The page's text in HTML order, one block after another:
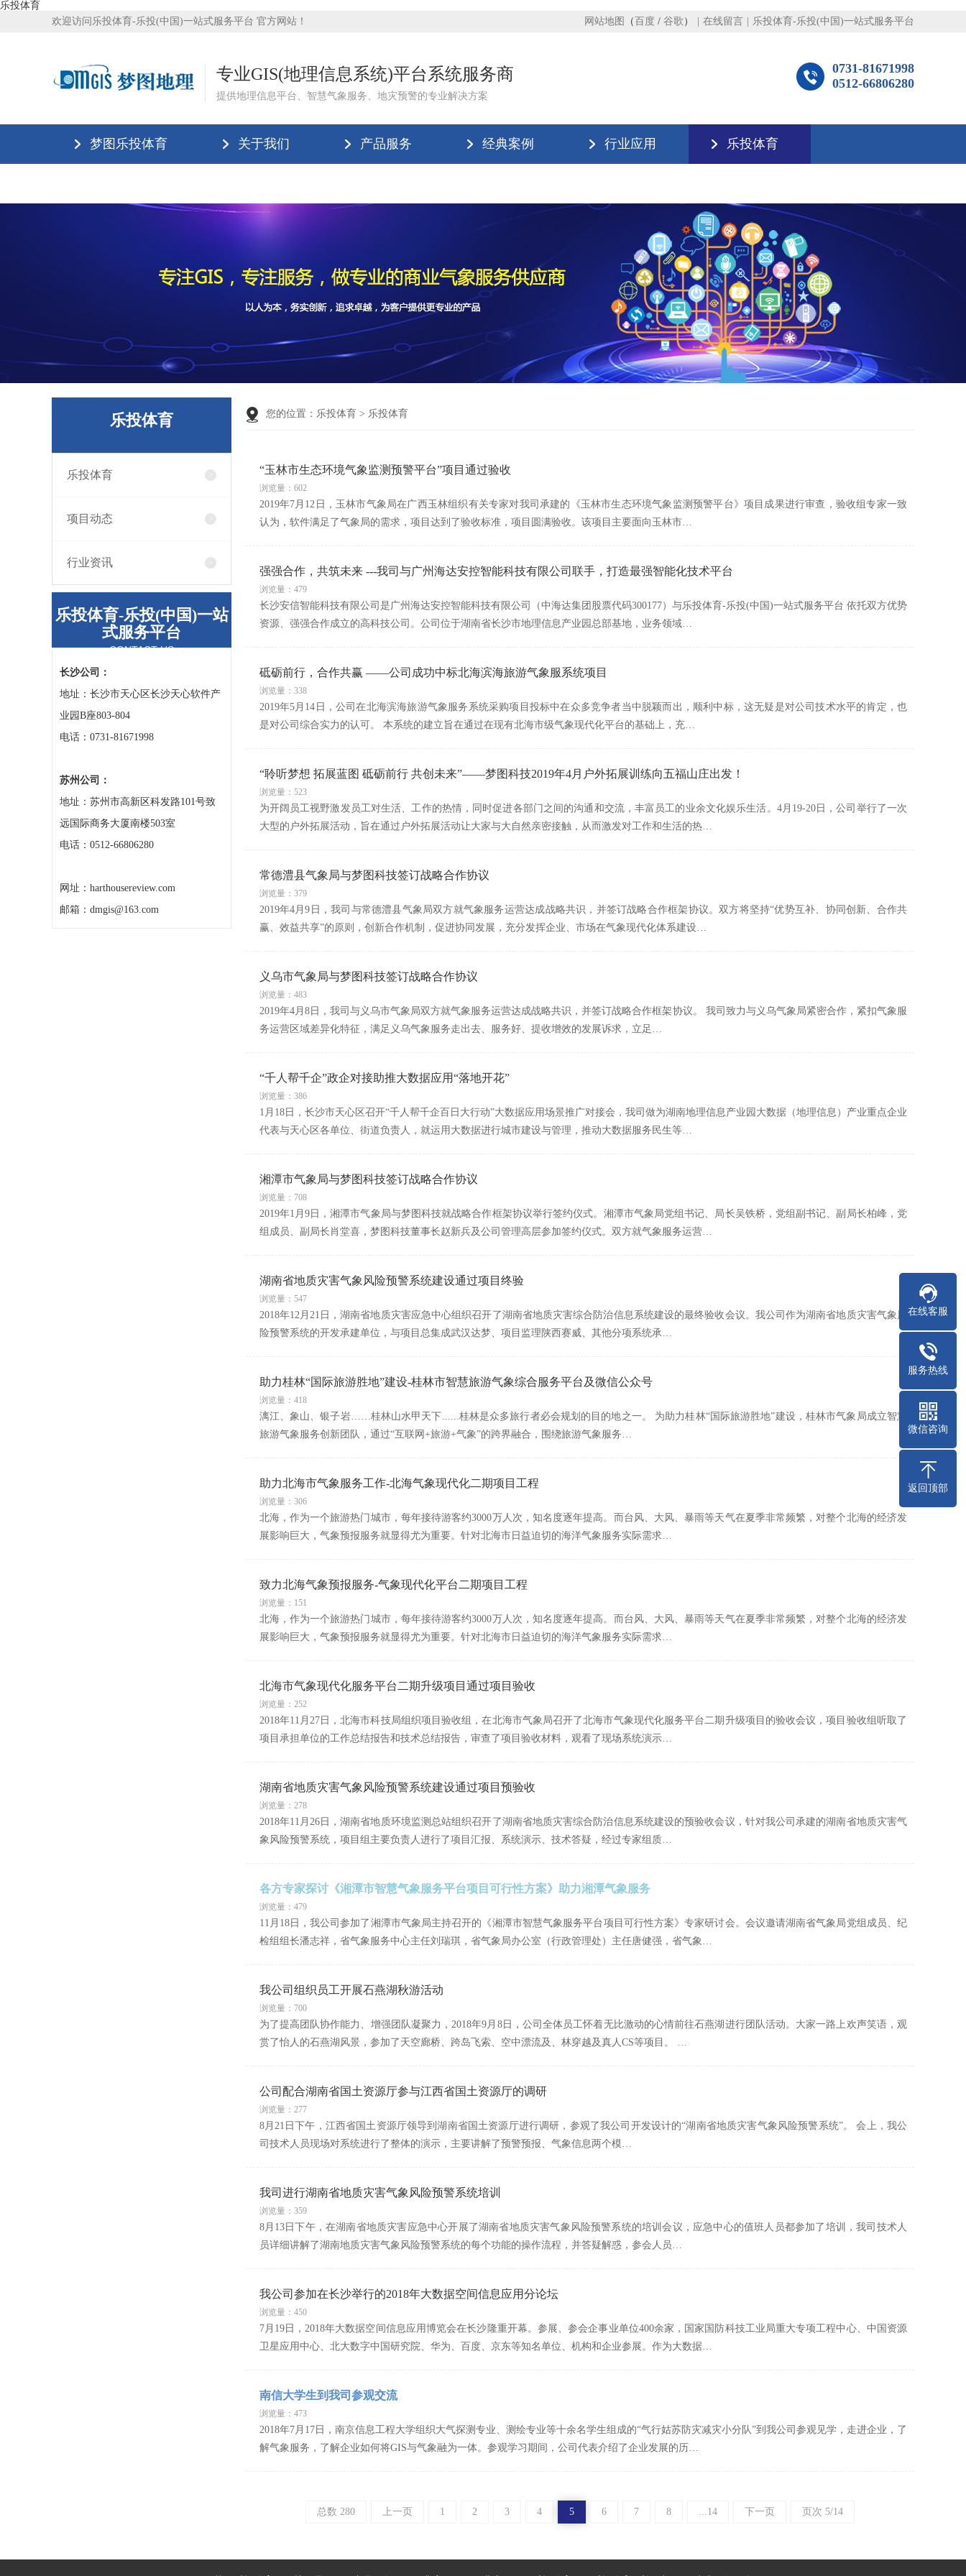
乐投体育
欢迎访问乐投体育-乐投(中国)一站式服务平台 官方网站！
网站地图 （ 百度 / 谷歌 ） 在线留言 乐投体育-乐投(中国)一站式服务平台
专业GIS(地理信息系统)平台系统服务商
提供地理信息平台、智慧气象服务、地灾预警的专业解决方案
0731-81671998
0512-66806280
梦图乐投体育 关于我们 产品服务 经典案例 行业应用 乐投体育
乐投体育
乐投体育
项目动态
行业资讯
乐投体育-乐投(中国)一站
式服务平台
CONTACT US
长沙公司：
地址：长沙市天心区长沙天心软件产
业园B座803-804
电话：0731-81671998
苏州公司：
地址：苏州市高新区科发路101号致
远国际商务大厦南楼503室
电话：0512-66806280
网址：harthousereview.com
邮箱：dmgis@163.com
您的位置： 乐投体育 > 乐投体育
“玉林市生态环境气象监测预警平台”项目通过验收
浏览量：602
2019年7月12日，玉林市气象局在广西玉林组织有关专家对我司承建的《玉林市生态环境气象监测预警平台》项目成果进行审查，验收组专家一致
认为，软件满足了气象局的需求，项目达到了验收标准，项目圆满验收。该项目主要面向玉林市…
强强合作，共筑未来 ---我司与广州海达安控智能科技有限公司联手，打造最强智能化技术平台
浏览量：479
长沙安信智能科技有限公司是广州海达安控智能科技有限公司（中海达集团股票代码300177）与乐投体育-乐投(中国)一站式服务平台 依托双方优势
资源、强强合作成立的高科技公司。公司位于湖南省长沙市地理信息产业园总部基地，业务领域…
砥砺前行，合作共赢 ——公司成功中标北海滨海旅游气象服系统项目
浏览量：338
2019年5月14日，公司在北海滨海旅游气象服务系统采购项目投标中在众多竞争者当中脱颖而出，顺利中标，这无疑是对公司技术水平的肯定，也
是对公司综合实力的认可。 本系统的建立旨在通过在现有北海市级气象现代化平台的基础上，充…
“聆听梦想 拓展蓝图 砥砺前行 共创未来”——梦图科技2019年4月户外拓展训练向五福山庄出发！
浏览量：523
为开阔员工视野激发员工对生活、工作的热情，同时促进各部门之间的沟通和交流，丰富员工的业余文化娱乐生活。4月19-20日，公司举行了一次
大型的户外拓展活动，旨在通过户外拓展活动让大家与大自然亲密接触，从而激发对工作和生活的热…
常德澧县气象局与梦图科技签订战略合作协议
浏览量：379
2019年4月9日，我司与常德澧县气象局双方就气象服务运营达成战略共识，并签订战略合作框架协议。双方将坚持“优势互补、协同创新、合作共
赢、效益共享”的原则，创新合作机制，促进协同发展，充分发挥企业、市场在气象现代化体系建设…
义乌市气象局与梦图科技签订战略合作协议
浏览量：483
2019年4月8日，我司与义乌市气象局双方就气象服务运营达成战略共识，并签订战略合作框架协议。 我司致力与义乌气象局紧密合作，紧扣气象服
务运营区域差异化特征，满足义乌气象服务走出去、服务好、提收增效的发展诉求，立足…
“千人帮千企”政企对接助推大数据应用“落地开花”
浏览量：386
1月18日，长沙市天心区召开“千人帮千企百日大行动”大数据应用场景推广对接会，我司做为湖南地理信息产业园大数据（地理信息）产业重点企业
代表与天心区各单位、街道负责人，就运用大数据进行城市建设与管理，推动大数据服务民生等…
湘潭市气象局与梦图科技签订战略合作协议
浏览量：708
2019年1月9日，湘潭市气象局与梦图科技就战略合作框架协议举行签约仪式。湘潭市气象局党组书记、局长吴铁桥，党组副书记、副局长柏峰，党
组成员、副局长肖堂喜，梦图科技董事长赵新兵及公司管理高层参加签约仪式。双方就气象服务运营…
湖南省地质灾害气象风险预警系统建设通过项目终验
浏览量：547
2018年12月21日，湖南省地质灾害应急中心组织召开了湖南省地质灾害综合防治信息系统建设的最终验收会议。我公司作为湖南省地质灾害气象风
险预警系统的开发承建单位，与项目总集成武汉达梦、项目监理陕西赛威、其他分项系统承…
助力桂林“国际旅游胜地”建设-桂林市智慧旅游气象综合服务平台及微信公众号
浏览量：418
漓江、象山、银子岩……桂林山水甲天下......桂林是众多旅行者必会规划的目的地之一。 为助力桂林“国际旅游胜地”建设，桂林市气象局成立智慧
旅游气象服务创新团队，通过“互联网+旅游+气象”的跨界融合，围绕旅游气象服务…
助力北海市气象服务工作-北海气象现代化二期项目工程
浏览量：306
北海，作为一个旅游热门城市，每年接待游客约3000万人次，知名度逐年提高。而台风、大风、暴雨等天气在夏季非常频繁，对整个北海的经济发
展影响巨大，气象预报服务就显得尤为重要。针对北海市日益迫切的海洋气象服务实际需求…
致力北海气象预报服务-气象现代化平台二期项目工程
浏览量：151
北海，作为一个旅游热门城市，每年接待游客约3000万人次，知名度逐年提高。而台风、大风、暴雨等天气在夏季非常频繁，对整个北海的经济发
展影响巨大，气象预报服务就显得尤为重要。针对北海市日益迫切的海洋气象服务实际需求…
北海市气象现代化服务平台二期升级项目通过项目验收
浏览量：252
2018年11月27日，北海市科技局组织项目验收组，在北海市气象局召开了北海市气象现代化服务平台二期升级项目的验收会议，项目验收组听取了
项目承担单位的工作总结报告和技术总结报告，审查了项目验收材料，观看了现场系统演示…
湖南省地质灾害气象风险预警系统建设通过项目预验收
浏览量：278
2018年11月26日，湖南省地质环境监测总站组织召开了湖南省地质灾害综合防治信息系统建设的预验收会议，针对我公司承建的湖南省地质灾害气
象风险预警系统，项目组主要负责人进行了项目汇报、系统演示、技术答疑，经过专家组质…
各方专家探讨《湘潭市智慧气象服务平台项目可行性方案》助力湘潭气象服务
浏览量：479
11月18日，我公司参加了湘潭市气象局主持召开的《湘潭市智慧气象服务平台项目可行性方案》专家研讨会。会议邀请湖南省气象局党组成员、纪
检组组长潘志祥，省气象服务中心主任刘瑞琪，省气象局办公室（行政管理处）主任唐健强，省气象…
我公司组织员工开展石燕湖秋游活动
浏览量：700
为了提高团队协作能力、增强团队凝聚力，2018年9月8日，公司全体员工怀着无比激动的心情前往石燕湖进行团队活动。大家一路上欢声笑语，观
赏了怡人的石燕湖风景，参加了天空廊桥、跨岛飞索、空中漂流及、林穿越及真人CS等项目。 …
公司配合湖南省国土资源厅参与江西省国土资源厅的调研
浏览量：277
8月21日下午，江西省国土资源厅领导到湖南省国土资源厅进行调研，参观了我公司开发设计的“湖南省地质灾害气象风险预警系统”。 会上，我公
司技术人员现场对系统进行了整体的演示，主要讲解了预警预报、气象信息两个模…
我司进行湖南省地质灾害气象风险预警系统培训
浏览量：359
8月13日下午，在湖南省地质灾害应急中心开展了湖南省地质灾害气象风险预警系统的培训会议，应急中心的值班人员都参加了培训，我司技术人
员详细讲解了湖南地质灾害气象风险预警系统的每个功能的操作流程，并答疑解惑，参会人员…
我公司参加在长沙举行的2018年大数据空间信息应用分论坛
浏览量：450
7月19日，2018年大数据空间信息应用博览会在长沙隆重开幕。参展、参会企事业单位400余家，国家国防科技工业局重大专项工程中心、中国资源
卫星应用中心、北大数字中国研究院、华为、百度、京东等知名单位、机构和企业参展。作为大数据…
南信大学生到我司参观交流
浏览量：473
2018年7月17日，南京信息工程大学组织大气探测专业、测绘专业等十余名学生组成的“气行姑苏防灾减灾小分队”到我公司参观见学，走进企业，了
解气象服务，了解企业如何将GIS与气象融为一体。参观学习期间，公司代表介绍了企业发展的历…
总数 280 上一页 1 2 3 4 5 6 7 8 ...14 下一页 页次 5/14
在线客服
服务热线
微信咨询
返回顶部